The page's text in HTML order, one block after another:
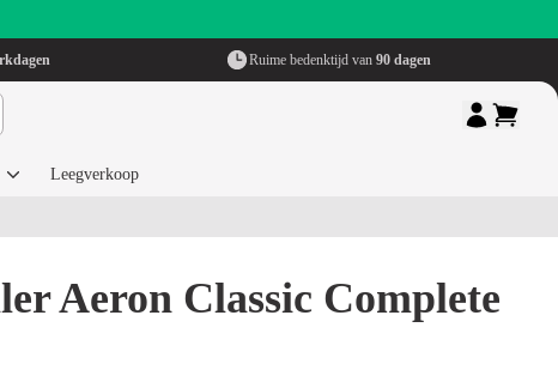
Ruime bedenktijd van 90 dagen
Leegverkoop
Aeron Classic Complete